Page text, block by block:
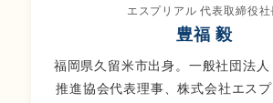
エスプリアル 代表取締役社
豊福 毅
福岡県久留米市出身。一般社団法
推進協会代表理事、株式会社エス